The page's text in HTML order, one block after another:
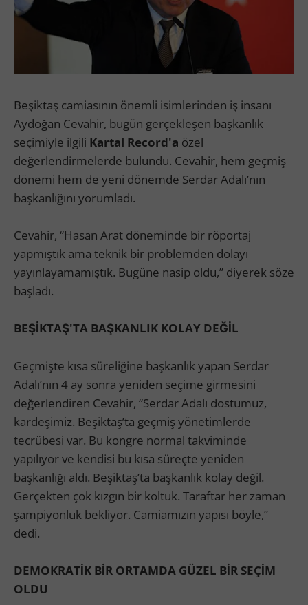
Beşiktaş camiasının önemli isimlerinden iş insanı
Aydoğan Cevahir, bugün gerçekleşen başkanlık
seçimiyle ilgili Kartal Record'a özel
değerlendirmelerde bulundu. Cevahir, hem geçmiş
dönemi hem de yeni dönemde Serdar Adalı’nın
başkanlığını yorumladı.
Cevahir, “Hasan Arat döneminde bir röportaj
yapmıştık ama teknik bir problemden dolayı
yayınlayamamıştık. Bugüne nasip oldu,” diyerek söze
başladı.
BEŞİKTAŞ'TA BAŞKANLIK KOLAY DEĞİL
Geçmişte kısa süreliğine başkanlık yapan Serdar
Adalı’nın 4 ay sonra yeniden seçime girmesini
değerlendiren Cevahir, “Serdar Adalı dostumuz,
kardeşimiz. Beşiktaş’ta geçmiş yönetimlerde
tecrübesi var. Bu kongre normal takviminde
yapılıyor ve kendisi bu kısa süreçte yeniden
başkanlığı aldı. Beşiktaş’ta başkanlık kolay değil.
Gerçekten çok kızgın bir koltuk. Taraftar her zaman
şampiyonluk bekliyor. Camiamızın yapısı böyle,”
dedi.
DEMOKRATİK BİR ORTAMDA GÜZEL BİR SEÇİM
OLDU